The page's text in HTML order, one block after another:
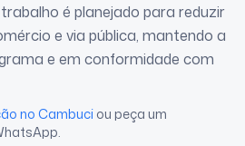
é planejado para reduzir
e via pública, mantendo a
e em conformidade com
no Cambuci ou peça um